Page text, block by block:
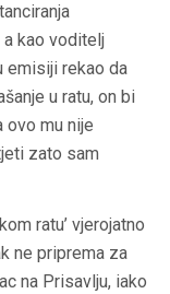
a kao voditelj
emisiji rekao da
u ratu, on bi
ovo mu nije
zato sam
ratu’ vjerojatno
ne priprema za
na Prisavlju, iako